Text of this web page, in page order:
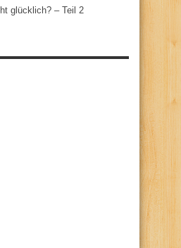
glücklich? – Teil 2